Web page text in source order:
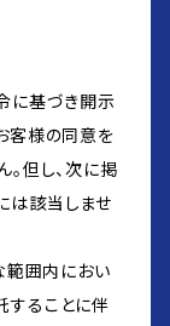
に基づき開示
客様の同意を
但し、次に掲
は該当しませ
範囲内におい
ることに伴